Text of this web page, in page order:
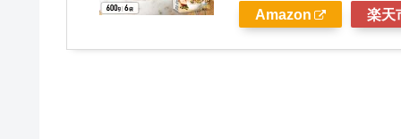
Amazon 楽天